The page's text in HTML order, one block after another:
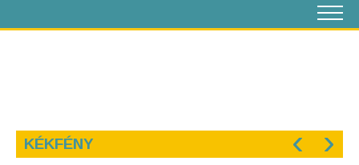
KÉKFÉNY ‹ ›